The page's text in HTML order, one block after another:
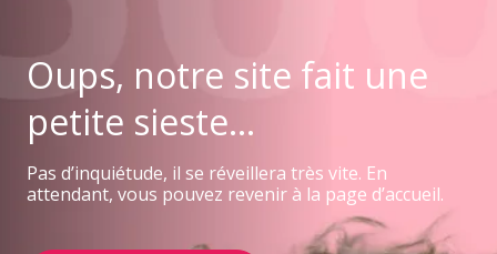
Oups, notre site fait une
petite sieste...
Pas d’inquiétude, il se réveillera très vite. En
attendant, vous pouvez revenir à la page d’accueil.